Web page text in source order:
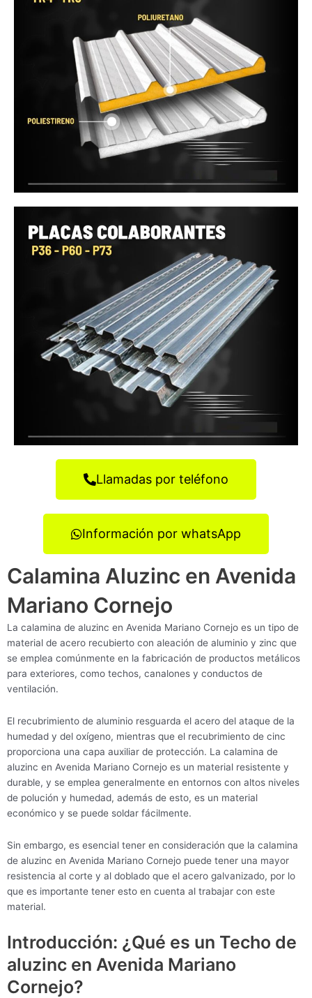
Llamadas por teléfono
Información por whatsApp
Calamina Aluzinc en Avenida
Mariano Cornejo
La calamina de aluzinc en Avenida Mariano Cornejo es un tipo de
material de acero recubierto con aleación de aluminio y zinc que
se emplea comúnmente en la fabricación de productos metálicos
para exteriores, como techos, canalones y conductos de
ventilación.
El recubrimiento de aluminio resguarda el acero del ataque de la
humedad y del oxígeno, mientras que el recubrimiento de cinc
proporciona una capa auxiliar de protección. La calamina de
aluzinc en Avenida Mariano Cornejo es un material resistente y
durable, y se emplea generalmente en entornos con altos niveles
de polución y humedad, además de esto, es un material
económico y se puede soldar fácilmente.
Sin embargo, es esencial tener en consideración que la calamina
de aluzinc en Avenida Mariano Cornejo puede tener una mayor
resistencia al corte y al doblado que el acero galvanizado, por lo
que es importante tener esto en cuenta al trabajar con este
material.
Introducción: ¿Qué es un Techo de
aluzinc en Avenida Mariano
Cornejo?